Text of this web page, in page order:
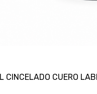
CINCELADO CUERO